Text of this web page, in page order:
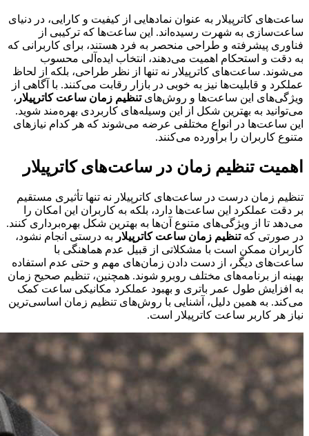
ساعت‌های کاترپیلار به عنوان نمادهایی از کیفیت و کارایی، در دنیای
ساعت‌سازی به شهرت رسیده‌اند. این ساعت‌ها که ترکیبی از
فناوری پیشرفته و طراحی منحصر به فرد هستند، برای کاربرانی که
به دقت و استحکام اهمیت می‌دهند، انتخاب ایده‌آلی محسوب
می‌شوند. ساعت‌های کاترپیلار نه تنها از نظر طراحی، بلکه از لحاظ
عملکرد و قابلیت‌ها نیز به خوبی در بازار رقابت می‌کنند. با آگاهی از
ویژگی‌های این ساعت‌ها و روش‌هایتنظیم زمان ساعت کاترپیلار ،
می‌توانید به بهترین شکل از این وسیله‌های کاربردی بهره‌مند شوید.
این ساعت‌ها در انواع مختلفی عرضه می‌شوند که هر کدام نیازهای
متنوع کاربران را برآورده می‌کنند.
اهمیت تنظیم زمان در ساعت‌های کاترپیلار
تنظیم زمان درست در ساعت‌های کاترپیلار نه تنها تأثیری مستقیم
بر دقت عملکرد این ساعت‌ها دارد، بلکه به کاربران این امکان را
می‌دهد تا از ویژگی‌های متنوع آن‌ها به بهترین شکل بهره‌برداری کنند.
در صورتی کهتنظیم زمان ساعت کاترپیلار به درستی انجام نشود،
کاربران ممکن است با مشکلاتی از قبیل عدم هماهنگی با
ساعت‌های دیگر، از دست دادن زمان‌های مهم و حتی عدم استفاده
بهینه از برنامه‌های مختلف روبرو شوند. همچنین، تنظیم صحیح زمان
به افزایش طول عمر باتری و بهبود عملکرد مکانیکی ساعت کمک
می‌کند. به همین دلیل، آشنایی با روش‌های تنظیم زمان اساسی‌ترین
نیاز هر کاربر ساعت کاترپیلار است.